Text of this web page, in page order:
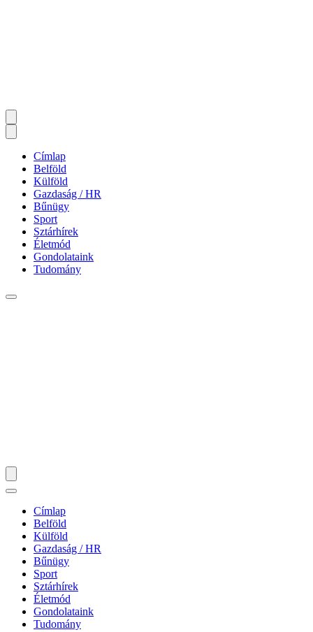
Címlap
Belföld
Külföld
Gazdaság / HR
Bűnügy
Sport
Sztárhírek
Életmód
Gondolataink
Tudomány
Címlap
Belföld
Külföld
Gazdaság / HR
Bűnügy
Sport
Sztárhírek
Életmód
Gondolataink
Tudomány